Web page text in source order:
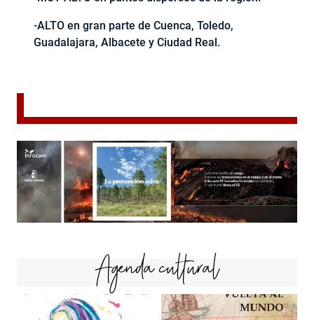
-ALTO en gran parte de Cuenca, Toledo,
Guadalajara, Albacete y Ciudad Real.
Agenda cultural